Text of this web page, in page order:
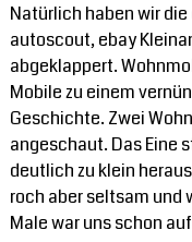
Natürlich haben wir
autoscout, ebay
abgeklappert.
Mobile zu einem
Geschichte. Zwei
angeschaut. Das Eine
deutlich zu klein
roch aber seltsam und
Male war uns schon